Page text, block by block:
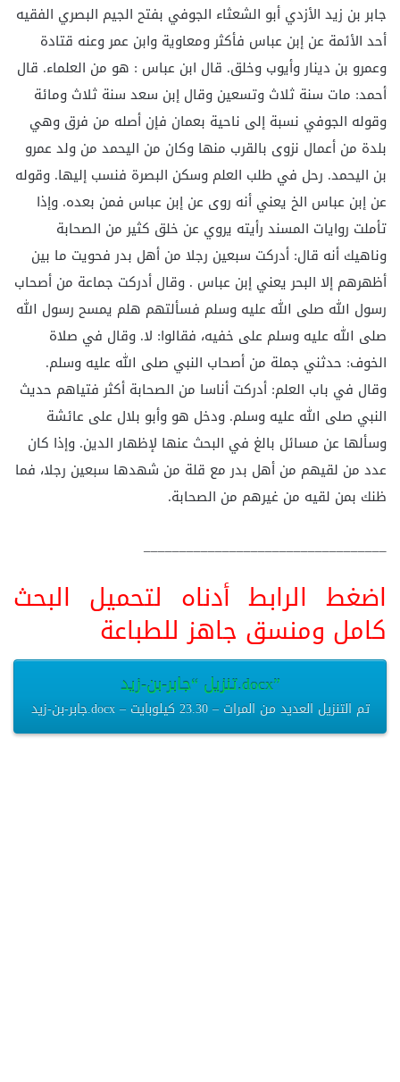
جابر بن زيد الأزدي أبو الشعثاء الجوفي بفتح الجيم البصري الفقيه
أحد الأئمة عن إبن عباس فأكثر ومعاوية وابن عمر وعنه قتادة
وعمرو بن دينار وأيوب وخلق. قال ابن عباس : هو من العلماء. قال
أحمد: مات سنة ثلاث وتسعين وقال إبن سعد سنة ثلاث ومائة
وقوله الجوفي نسبة إلى ناحية بعمان فإن أصله من فرق وهي
بلدة من أعمال نزوى بالقرب منها وكان من اليحمد من ولد عمرو
بن اليحمد. رحل في طلب العلم وسكن البصرة فنسب إليها. وقوله
عن إبن عباس الخ يعني أنه روى عن إبن عباس فمن بعده. وإذا
تأملت روايات المسند رأيته يروي عن خلق كثير من الصحابة
وناهيك أنه قال: أدركت سبعين رجلا من أهل بدر فحويت ما بين
أظهرهم إلا البحر يعني إبن عباس . وقال أدركت جماعة من أصحاب
رسول الله صلى الله عليه وسلم فسألتهم هلم يمسح رسول الله
صلى الله عليه وسلم على خفيه، فقالوا: لا. وقال في صلاة
الخوف: حدثني جملة من أصحاب النبي صلى الله عليه وسلم.
وقال في باب العلم: أدركت أناسا من الصحابة أكثر فتياهم حديث
النبي صلى الله عليه وسلم. ودخل هو وأبو بلال على عائشة
وسألها عن مسائل بالغ في البحث عنها لإظهار الدين. وإذا كان
عدد من لقيهم من أهل بدر مع قلة من شهدها سبعين رجلا، فما
ظنك بمن لقيه من غيرهم من الصحابة.
__________________________________
اضغط الرابط أدناه لتحميل البحث
كامل ومنسق جاهز للطباعة
تنزيل “جابر-بن-زيد.docx”
جابر-بن-زيد.docx – تم التنزيل العديد من المرات – 23.30 كيلوبايت